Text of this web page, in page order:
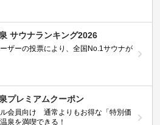
サウナランキング2026
ザーの投票により、全国No.1サウナが
プレミアムクーポン
会員向け 通常よりもお得な「特別価
泉を満喫できる！